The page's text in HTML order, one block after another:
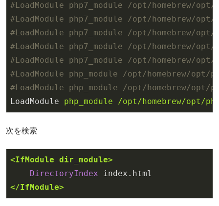
#LoadModule php7_module /opt/homebrew/
#LoadModule php7_module /opt/homebrew/
#LoadModule php7_module /opt/homebrew/
#LoadModule php7_module /opt/homebrew/
#LoadModule php7_module /opt/homebrew/
#LoadModule php_module /opt/homebrew/
#LoadModule php_module /opt/homebrew/
LoadModule
php_module /opt/homebrew/opt/
次を検索
<IfModule dir_module>
DirectoryIndex
</IfModule>